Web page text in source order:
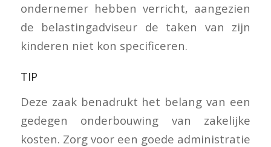
ondernemer hebben verricht, aangezien
de belastingadviseur de taken van zijn
kinderen niet kon specificeren.
TIP
Deze zaak benadrukt het belang van een
gedegen onderbouwing van zakelijke
kosten. Zorg voor een goede administratie